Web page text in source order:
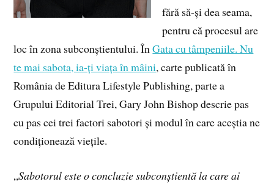
fără să-și dea seama,
pentru că procesul are
loc în zona subconștientului. ÎnGata cu tâmpeniile. Nu
te mai sabota, ia-ți viața în mâini, carte publicată în
România de Editura Lifestyle Publishing, parte a
Grupului Editorial Trei, Gary John Bishop descrie pas
cu pas cei trei factori sabotori și modul în care aceștia ne
condiționează viețile.
„Sabotorul este o concluzie subconștientă la care ai